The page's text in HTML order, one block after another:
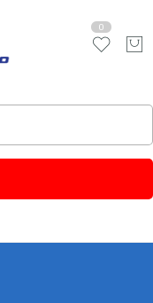
0